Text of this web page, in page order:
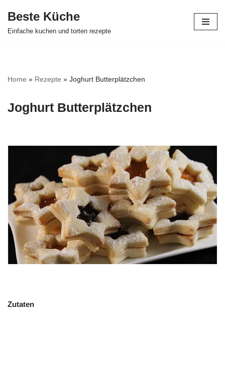
Zum
Beste Küche
Einfache kuchen und torten rezepte
Home » Rezepte » Joghurt Butterplätzchen
Joghurt Butterplätzchen
Zutaten